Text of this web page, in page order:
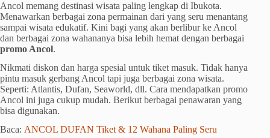
Ancol memang destinasi wisata paling lengkap di Ibukota.
Menawarkan berbagai zona permainan dari yang seru menantang
sampai wisata edukatif. Kini bagi yang akan berlibur ke Ancol
dan berbagai zona wahananya bisa lebih hemat dengan berbagai
promo Ancol.
Nikmati diskon dan harga spesial untuk tiket masuk. Tidak hanya
pintu masuk gerbang Ancol tapi juga berbagai zona wisata.
Seperti: Atlantis, Dufan, Seaworld, dll. Cara mendapatkan promo
Ancol ini juga cukup mudah. Berikut berbagai penawaran yang
bisa digunakan.
Baca: ANCOL DUFAN Tiket & 12 Wahana Paling Seru